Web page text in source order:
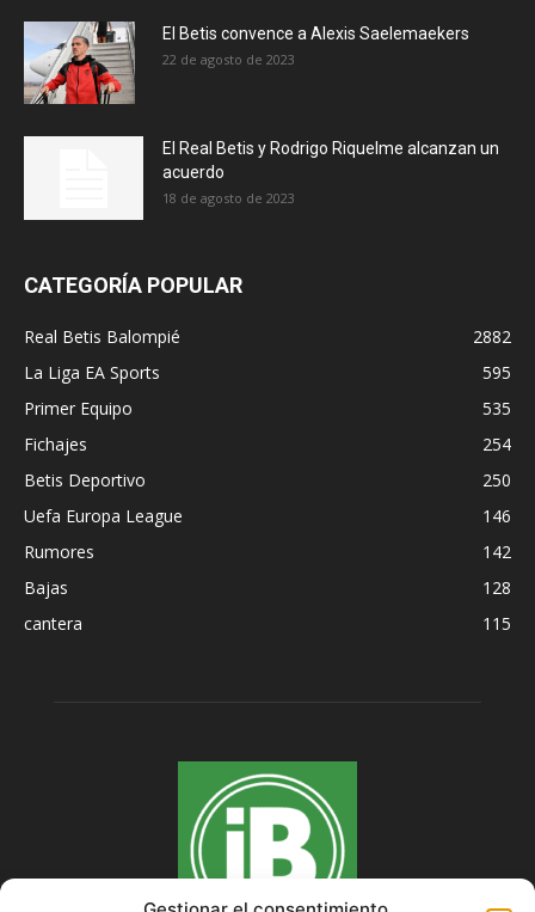
El Betis convence a Alexis Saelemaekers
22 de agosto de 2023
El Real Betis y Rodrigo Riquelme alcanzan un
acuerdo
18 de agosto de 2023
CATEGORÍA POPULAR
Real Betis Balompié
2882
La Liga EA Sports
595
Primer Equipo
535
Fichajes
254
Betis Deportivo
250
Uefa Europa League
146
Rumores
142
Bajas
128
cantera
115